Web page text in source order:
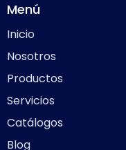
Menú
Inicio
Nosotros
Productos
Servicios
Catálogos
Blog